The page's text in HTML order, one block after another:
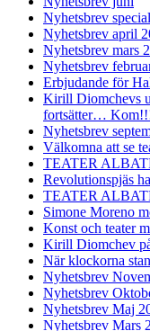
Nyhetsbrev
Nyhetsbrev april
Nyhetsbrev mars
Nyhetsbrev
Erbjudande för
Kirill Diomchevs
fortsätter…
Nyhetsbrev
Välkomna att se
TEATER
Revolutionspjäs
TEATER
Simone Moreno
Konst och teater
Kirill Diomchev
När klockorna
Nyhetsbrev
Nyhetsbrev
Nyhetsbrev Maj
Nyhetsbrev Mars